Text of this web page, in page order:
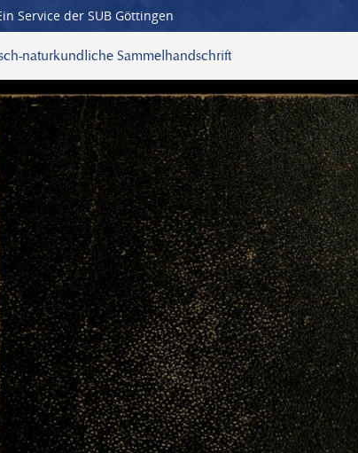
Service der SUB Göttingen
naturkundliche Sammelhandschrift